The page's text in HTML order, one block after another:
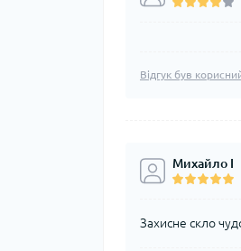
Відгук був
Михайло І
Захисне скло